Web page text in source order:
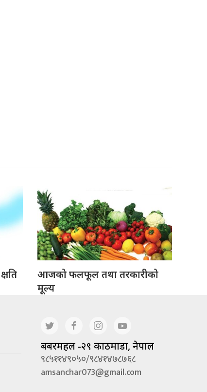
आजको फलफूल तथा तरकारीको
मूल्य
बबरमहल -२९ काठमाडौं, नेपाल
९८५११४९०५०/९८४१४७८७६८
amsanchar073@gmail.com